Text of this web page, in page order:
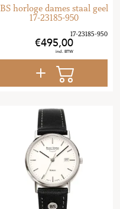
BS horloge dames staal geel
17-23185-950
495,00